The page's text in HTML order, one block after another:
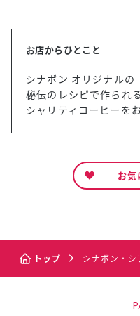
お店からひとこと
シナボン オリジナルの
秘伝のレシピで作られ
シャリティコーヒーを
お気
トップ シナボン・